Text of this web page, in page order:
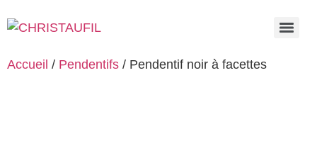
Accueil / Pendentifs / Pendentif noir à facettes